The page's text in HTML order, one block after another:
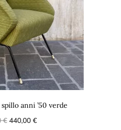
anni ’50 verde
€ 440,00 €